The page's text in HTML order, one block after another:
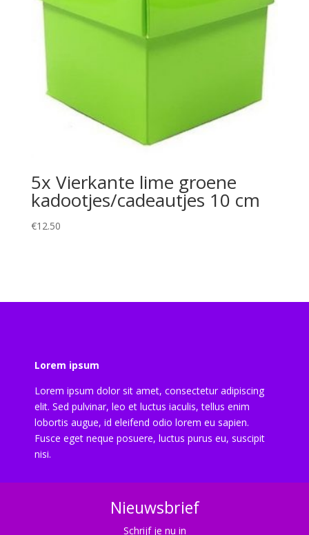
5x Vierkante lime groene
kadootjes/cadeautjes 10 cm
€12.50
Lorem ipsum
Lorem ipsum dolor sit amet, consectetur adipiscing
elit. Sed pulvinar, leo et luctus iaculis, tellus enim
lobortis augue, id eleifend odio lorem eu sapien.
Fusce eget neque posuere, luctus purus eu, suscipit
nisi.
Nieuwsbrief
Schrijf je nu in